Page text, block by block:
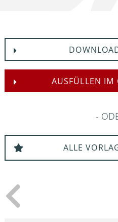
AUSFÜLLEN IM
ALLE